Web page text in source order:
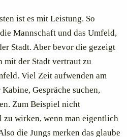
ist es mit Leistung. So
Mannschaft und das Umfeld,
Stadt. Aber bevor die gezeigt
mit der Stadt vertraut zu
Viel Zeit aufwenden am
Gespräche suchen,
Zum Beispiel nicht
zu wirken, wenn man eigentlich
die Jungs merken das glaube